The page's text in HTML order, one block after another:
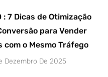
: 7 Dicas de Otimização
para Vender
com o Mesmo Tráfego
Dezembro De 2025